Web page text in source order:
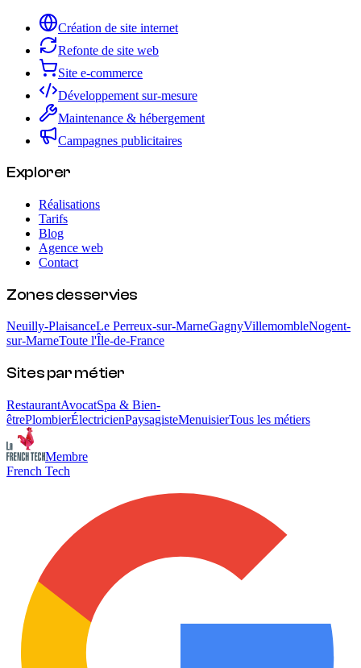
Création de site internet
Refonte de site web
Site e-commerce
Développement sur-mesure
Maintenance & hébergement
Campagnes publicitaires
Explorer
Réalisations
Tarifs
Blog
Agence web
Contact
Zones desservies
Neuilly-PlaisanceLe Perreux-sur-MarneGagnyVillemombleNogent-
sur-MarneToute l'Île-de-France
Sites par métier
RestaurantAvocatSpa & Bien-
êtrePlombierÉlectricienPaysagisteMenuisierTous les métiers
Membre
French Tech